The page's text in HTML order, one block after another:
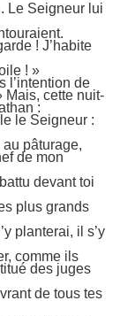
Le Seigneur lui
! J’habite
! »
l’intention de
Mais, cette nuit-
:
le Seigneur :
au pâturage,
de mon
devant toi
plus grands
planterai, il s’y
comme ils
des juges
de tous tes